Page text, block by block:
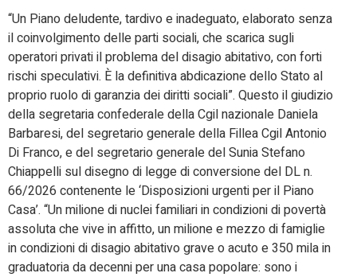
“Un Piano deludente, tardivo e inadeguato, elaborato senza
il coinvolgimento delle parti sociali, che scarica sugli
operatori privati il problema del disagio abitativo, con forti
rischi speculativi. È la definitiva abdicazione dello Stato al
proprio ruolo di garanzia dei diritti sociali”. Questo il giudizio
della segretaria confederale della Cgil nazionale Daniela
Barbaresi, del segretario generale della Fillea Cgil Antonio
Di Franco, e del segretario generale del Sunia Stefano
Chiappelli sul disegno di legge di conversione del DL n.
66/2026 contenente le ‘Disposizioni urgenti per il Piano
Casa’. “Un milione di nuclei familiari in condizioni di povertà
assoluta che vive in affitto, un milione e mezzo di famiglie
in condizioni di disagio abitativo grave o acuto e 350 mila in
graduatoria da decenni per una casa popolare: sono i